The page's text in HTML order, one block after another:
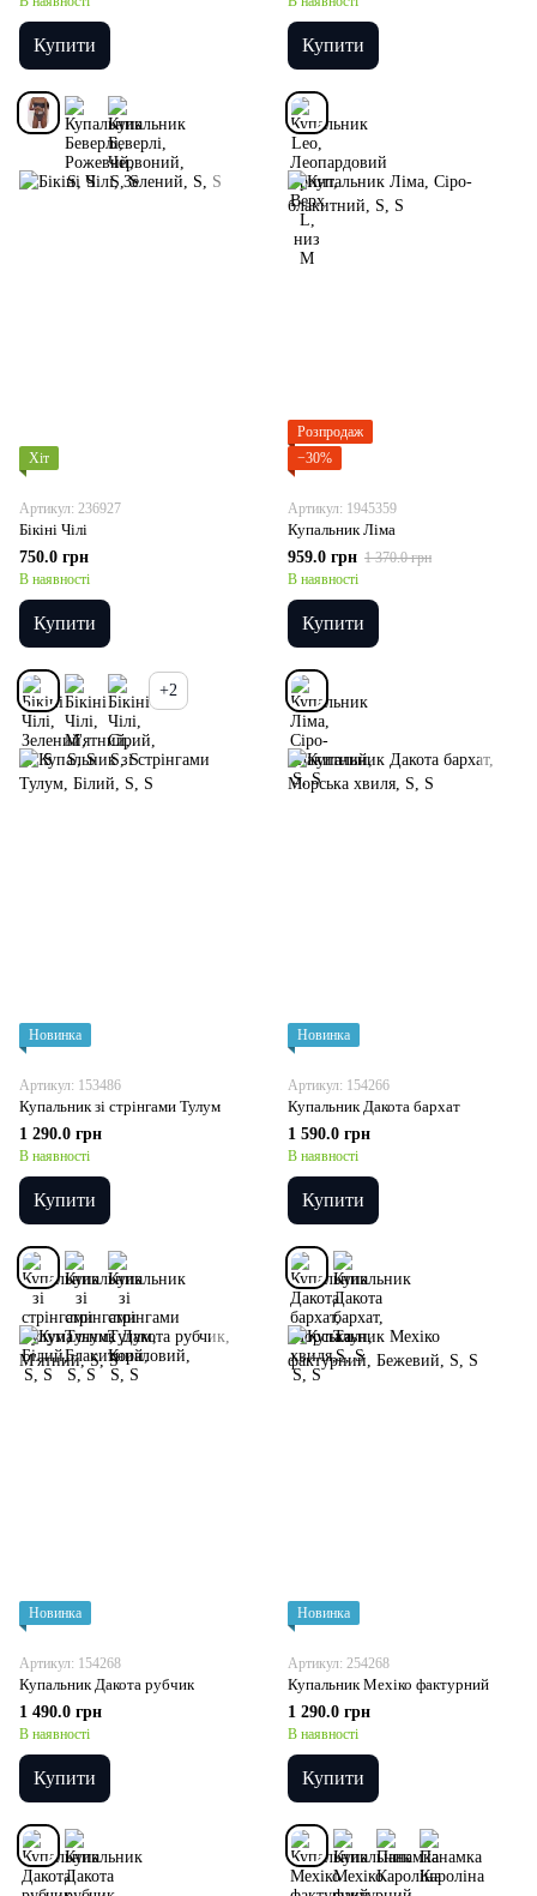
Купити Купити
Хіт
Артикул: 236927
Бікіні Чілі
750.0 грн
В наявності
Купити
+2
Розпродаж
−30%
Артикул: 1945359
Купальник Ліма
959.0 грн 1 370.0 грн
В наявності
Купити
Новинка
Артикул: 153486
Купальник зі стрінгами Тулум
1 290.0 грн
В наявності
Купити
Новинка
Артикул: 154266
Купальник Дакота бархат
1 590.0 грн
В наявності
Купити
Новинка
Артикул: 154268
Купальник Дакота рубчик
1 490.0 грн
В наявності
Купити
Новинка
Артикул: 254268
Купальник Мехіко фактурний
1 290.0 грн
В наявності
Купити